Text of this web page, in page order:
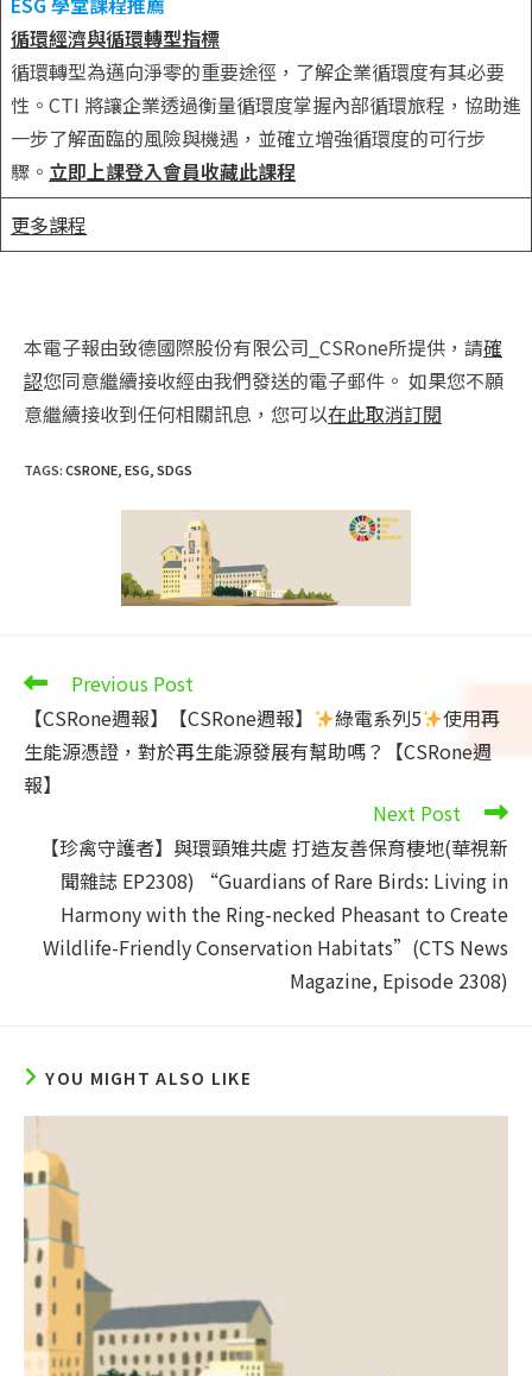
循環經濟與循環轉型指標
循環轉型為邁向淨零的重要途徑，了解企業循環度有其必要
性。CTI 將讓企業透過衡量循環度掌握內部循環旅程，協助進
一步了解面臨的風險與機遇，並確立增強循環度的可行步
驟。 立即上課登入會員收藏此課程
更多課程
本電子報由致德國際股份有限公司_CSRone所提供，請確
認您同意繼續接收經由我們發送的電子郵件。 如果您不願
意繼續接收到任何相關訊息，您可以在此取消訂閱
TAGS:CSRONE ESG SDGS
Read
more
articles
Previous Post
【CSRone週報】【CSRone週報】
綠電系列5
使用再
生能源憑證，對於再生能源發展有幫助嗎？【CSRone週
報】
Next Post
【珍禽守護者】與環頸雉共處 打造友善保育棲地(華視新
聞雜誌 EP2308) “Guardians of Rare Birds: Living in
Harmony with the Ring-necked Pheasant to Create
Wildlife-Friendly Conservation Habitats”(CTS News
Magazine, Episode 2308)
YOU MIGHT ALSO LIKE